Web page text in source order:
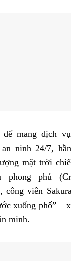
đế mang dịch
an ninh 24/7,
mặt trời
phong phú
công viên
xuống phố” –
minh.